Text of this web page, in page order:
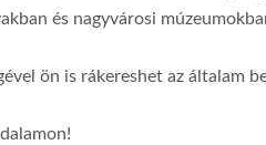
és nagyvárosi
ön is rákereshet az általam